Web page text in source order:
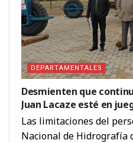
DEPARTAMENTALES
Desmienten que
Juan Lacaze esté en
Las limitaciones del
Nacional de Hidrografía